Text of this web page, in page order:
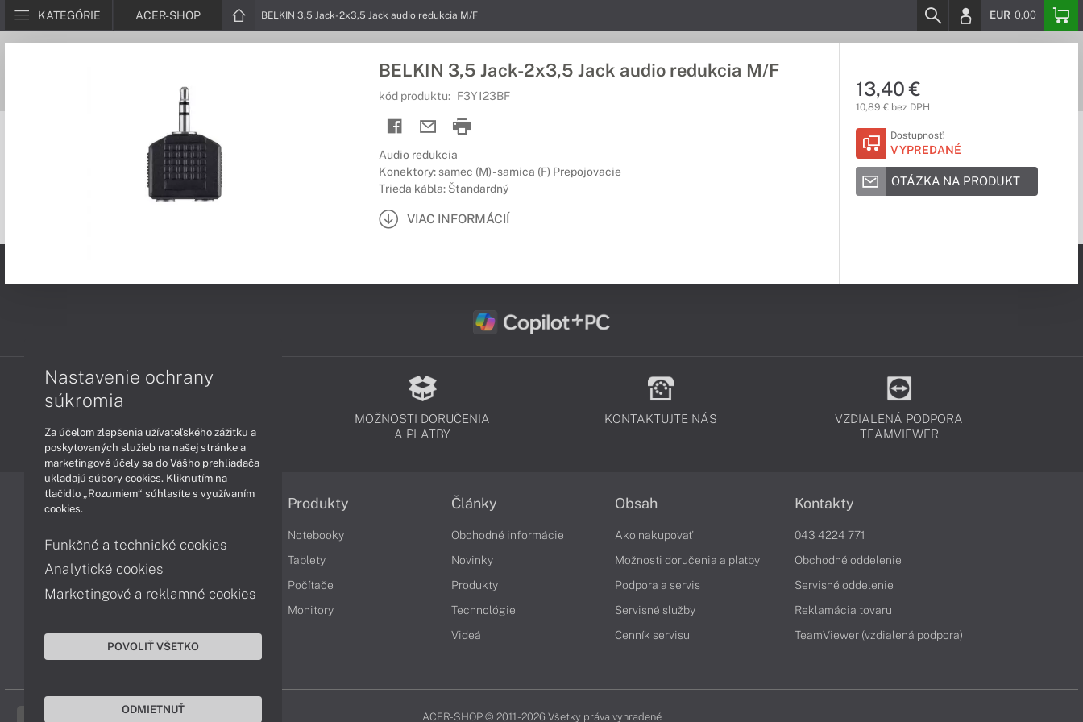
KATEGÓRIE ACER-SHOP BELKIN 3,5 Jack-2x3,5 Jack audio redukcia M/F EUR 0,00
BELKIN 3,5 Jack-2x3,5 Jack audio redukcia M/F
kód produktu: F3Y123BF
Audio redukcia
Konektory: samec (M) - samica (F) Prepojovacie
Trieda kábla: Štandardný
VIAC INFORMÁCIÍ
13,40 €
10,89 € bez DPH
Dostupnosť:
VYPREDANÉ
OTÁZKA NA PRODUKT
MOŽNOSTI DORUČENIA
A PLATBY
KONTAKTUJTE NÁS
VZDIALENÁ PODPORA
TEAMVIEWER
Vyhlásenie o prístupnosti
Cookies
Produkty
Notebooky
Tablety
Počítače
Monitory
Články
Obchodné informácie
Novinky
Produkty
Technológie
Videá
Obsah
Ako nakupovať
Možnosti doručenia a platby
Podpora a servis
Servisné služby
Cenník servisu
Kontakty
043 4224 771
Obchodné oddelenie
Servisné oddelenie
Reklamácia tovaru
TeamViewer (vzdialená podpora)
ACER-SHOP © 2011 - 2026 Všetky práva vyhradené
Nastavenie ochrany
súkromia
Za účelom zlepšenia užívateľského zážitku a
poskytovaných služieb na našej stránke a
marketingové účely sa do Vášho prehliadača
ukladajú súbory cookies. Kliknutím na
tlačidlo „Rozumiem“ súhlasíte s využívaním
cookies.
Funkčné a technické cookies
Analytické cookies
Marketingové a reklamné cookies
POVOLIŤ VŠETKO
ODMIETNUŤ